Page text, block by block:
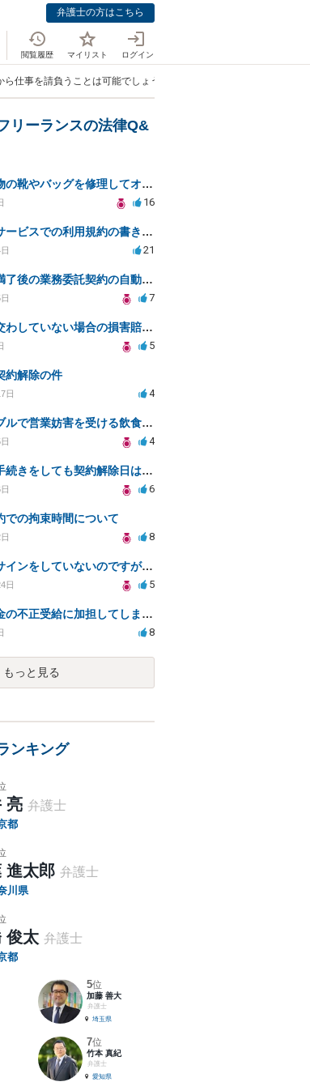
弁護士の方はこちら
閲覧履歴 マイリスト ログイン
仕事を請負うことは可能でしょうか？」
リーランスの法律Q&
ブランド物の靴やバッグを修理してオークションなどに出品したりすることは商標権の侵害にあたりますか？
16
個人webサービスでの利用規約の書き方として「株式会社○○（以下当社）」と違う表現はありますか？
21
契約期間満了後の業務委託契約の自動更新について
7
契約書を交わしていない場合の損害賠償について
5
約解除の件
日 4
近隣トラブルで営業妨害を受ける飲食店の法的対策相談
4
契約解除手続きをしても契約解除日は契約期間満了日だと言われました。
6
での拘束時間について
8
契約書にサインをしていないのですが、違約金を求められる。
日 5
家賃給付金の不正受給に加担してしまいました。
8
もっと見る
ンキング
亮 弁護士
都
進太郎 弁護士
川県
俊太 弁護士
都
5位
加藤 善大
弁護士
埼玉県
7位
竹本 真紀
弁護士
愛知県